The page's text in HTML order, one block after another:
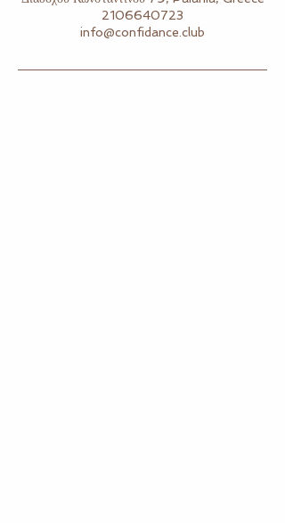
2106640723
info@confidance.club